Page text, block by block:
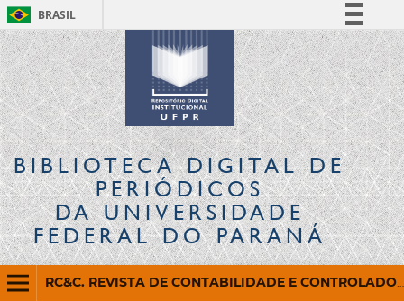
BRASIL
Simplifique!
Comunica BR
Participe
Acesso à informação
Legislação
Canais
BIBLIOTECA DIGITALDE
PERIÓDICOS
DA UNIVERSIDADE
FEDERAL DO PARANÁ
RC&C. REVISTA DE CONTABILIDADE E CONTROLADORIA